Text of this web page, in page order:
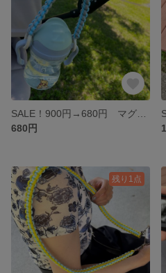
680円
残り1点